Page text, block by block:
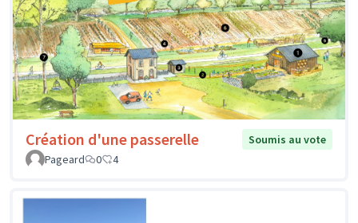
Création d'une passerelle
Soumis au vote
Pageard
0 4